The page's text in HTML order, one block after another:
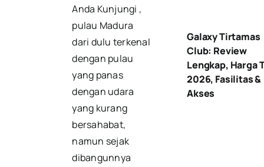
Anda Kunjungi ,
pulau Madura
dari dulu terkenal
dengan pulau
yang panas
dengan udara
yang kurang
bersahabat,
namun sejak
dibangunnya
Galaxy Tirtamas
Club: Review
Lengkap, Harga
2026, Fasilitas &
Akses